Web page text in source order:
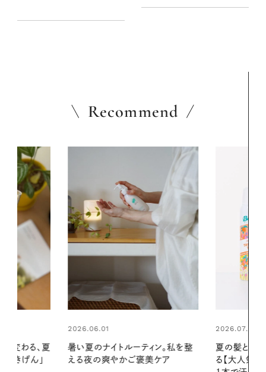
Recommend
ン。私を整
ケア
2026.07.24
夏の髪と心が瞬時にリフレッシュす
る【大人気のドライシャンプー】 この
2026.07.21